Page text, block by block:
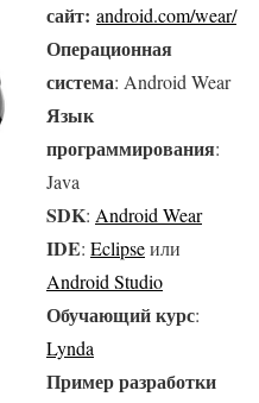
сайт: android.com/wear/
Операционная
система: Android Wear
Язык
программирования:
Java
SDK: Android Wear
IDE: Eclipseили
Android Studio
Обучающий курс:
Lynda
Пример разработки